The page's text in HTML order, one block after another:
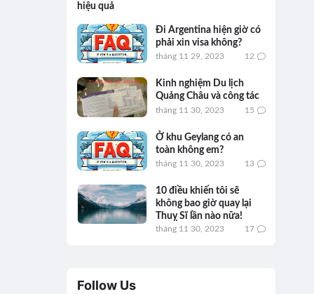
hiệu quả
Đi Argentina hiện giờ có
phải xin visa không?
tháng 11 29, 2023 12
Kinh nghiệm Du lịch
Quảng Châu và công tác
tháng 11 30, 2023 15
Ở khu Geylang có an
toàn không em?
tháng 11 30, 2023 13
10 điều khiến tôi sẽ
không bao giờ quay lại
Thuỵ Sĩ lần nào nữa!
tháng 11 30, 2023 17
Follow Us